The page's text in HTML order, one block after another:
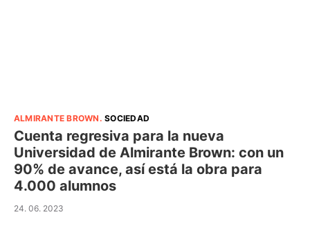
ALMIRANTE BROWN .SOCIEDAD
Cuenta regresiva para la nueva
Universidad de Almirante Brown: con un
90% de avance, así está la obra para
4.000 alumnos
24. 06. 2023